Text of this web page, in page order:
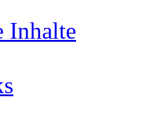
Inhalte